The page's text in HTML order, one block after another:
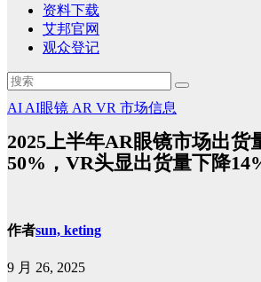
资料下载
艾邦官网
观众登记
AI AI眼镜 AR VR 市场信息
2025上半年AR眼镜市场出货
50%，VR头显出货量下降
作者sun, keting
9 月 26, 2025